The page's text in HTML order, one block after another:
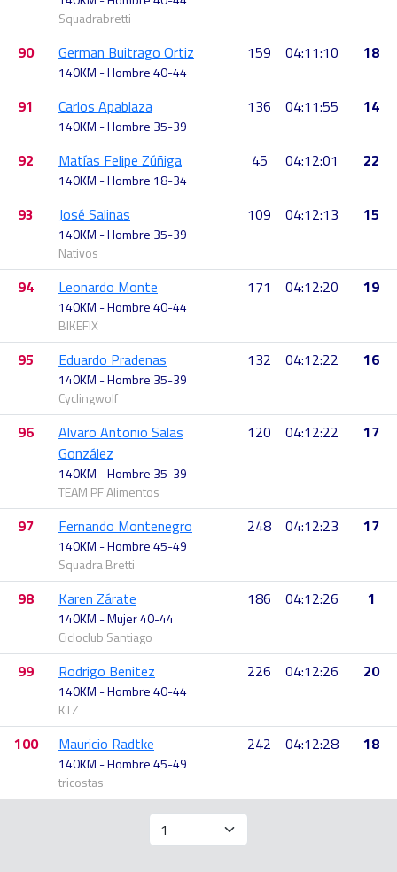
Squadrabretti
90 German Buitrago Ortiz
140KM - Hombre 40-44
159 04:11:10 18
91 Carlos Apablaza
140KM - Hombre 35-39
136 04:11:55 14
92 Matías Felipe Zúñiga
140KM - Hombre 18-34
45 04:12:01 22
93 José Salinas
140KM - Hombre 35-39
Nativos
109 04:12:13 15
94 Leonardo Monte
140KM - Hombre 40-44
BIKEFIX
171 04:12:20 19
95 Eduardo Pradenas
140KM - Hombre 35-39
Cyclingwolf
132 04:12:22 16
96
Alvaro Antonio Salas
González
140KM - Hombre 35-39
TEAM PF Alimentos
120 04:12:22 17
97 Fernando Montenegro
140KM - Hombre 45-49
Squadra Bretti
248 04:12:23 17
98 Karen Zárate
140KM - Mujer 40-44
Cicloclub Santiago
186 04:12:26 1
99 Rodrigo Benitez
140KM - Hombre 40-44
KTZ
226 04:12:26 20
100 Mauricio Radtke
140KM - Hombre 45-49
tricostas
242 04:12:28 18